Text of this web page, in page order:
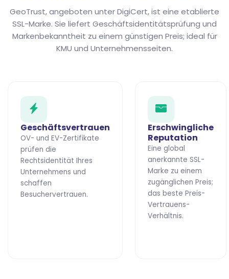
GeoTrust, angeboten unter DigiCert, ist eine etablierte
SSL-Marke. Sie liefert Geschäftsidentitätsprüfung und
Markenbekanntheit zu einem günstigen Preis; ideal für
KMU und Unternehmensseiten.
Geschäftsvertrauen
OV- und EV-Zertifikate
prüfen die
Rechtsidentität Ihres
Unternehmens und
schaffen
Besuchervertrauen.
Erschwingliche
Reputation
Eine global
anerkannte SSL-
Marke zu einem
zugänglichen Preis;
das beste Preis-
Vertrauens-
Verhältnis.